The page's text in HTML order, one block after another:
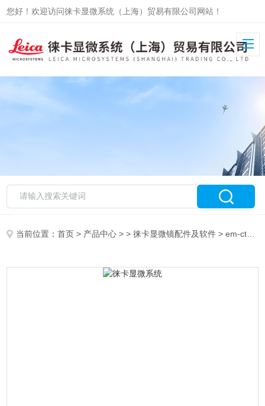
您好！欢迎访问徕卡显微系统（上海）贸易有限公司网站！
当前位置：首页 > 产品中心 > >徕卡显微镜配件及软件 > em-ctd徕卡显微系统